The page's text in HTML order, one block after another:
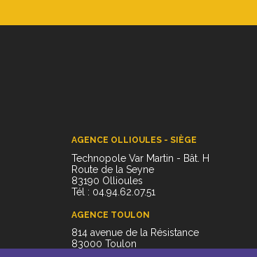
AGENCE OLLIOULES - SIÈGE
Technopole Var Martin - Bât. H
Route de la Seyne
83190 Ollioules
Tél : 04.94.62.07.51
AGENCE TOULON
814 avenue de la Résistance
83000 Toulon